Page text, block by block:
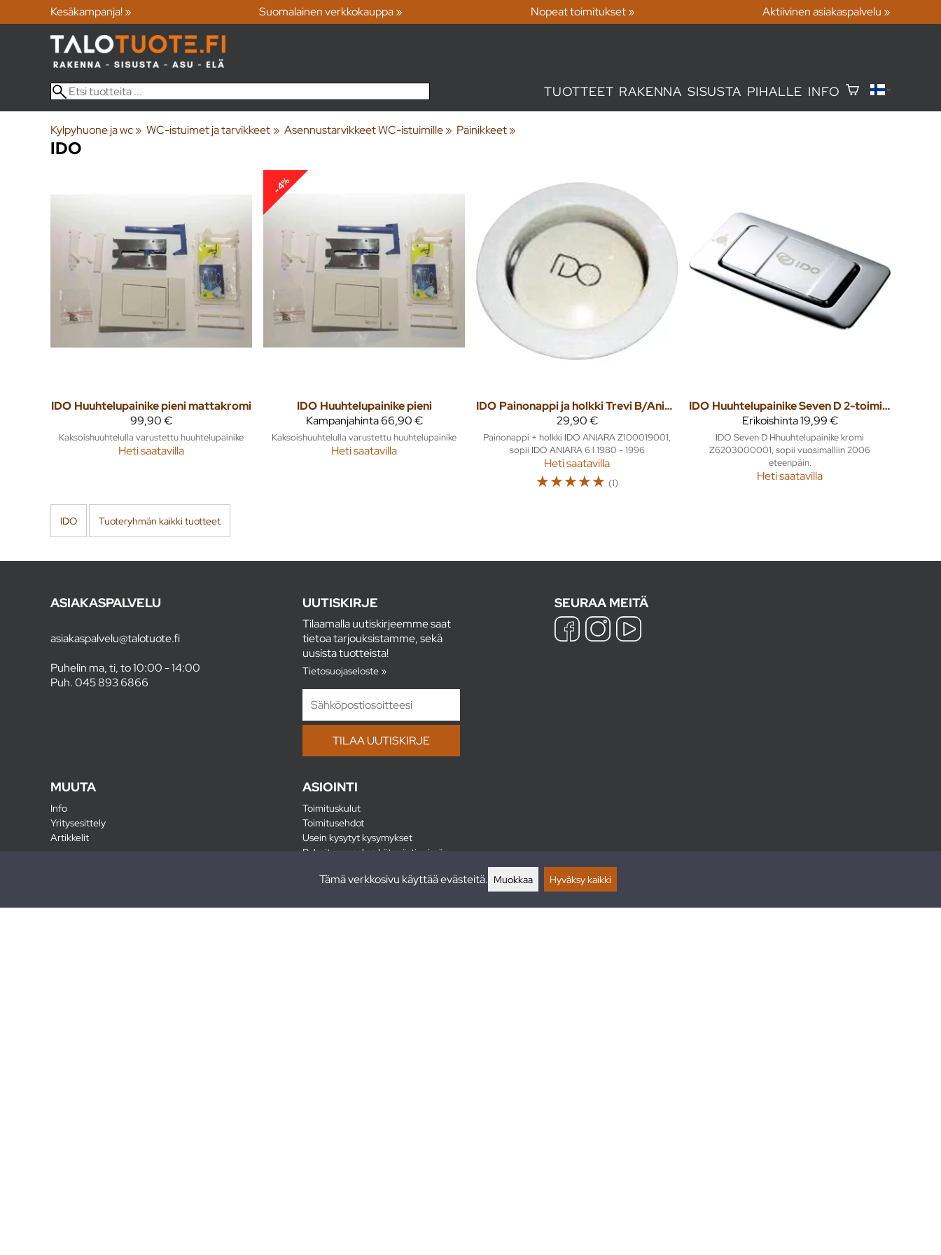
Kesäkampanja! » Suomalainen verkkokauppa » Nopeat toimitukset » Aktiivinen asiakaspalvelu »
TUOTTEET RAKENNA SISUSTA PIHALLE INFO
Kylpyhuone ja wc‪» WC-istuimet ja tarvikkeet ‪» Asennustarvikkeet WC-istuimille ‪» Painikkeet‪»
IDO
IDO Huuhtelupainike pieni mattakromi
99,90 €
Kaksoishuuhtelulla varustettu huuhtelupainike
Heti saatavilla
-4%
IDO Huuhtelupainike pieni
Kampanjahinta66,90 €
Kaksoishuuhtelulla varustettu huuhtelupainike
Heti saatavilla
IDO
Painonappi ja holkki Trevi B/Aniara Z100019001
29,90 €
Painonappi + holkki IDO ANIARA Z100019001,
sopii IDO ANIARA 6 l 1980 - 1996
Heti saatavilla
☆☆☆☆☆ (1)
IDO
Huuhtelupainike Seven D 2-toiminen kromi
Erikoishinta19,99 €
IDO Seven D Hhuuhtelupainike kromi
Z6203000001, sopii vuosimalliin 2006
eteenpäin.
Heti saatavilla
IDO Tuoteryhmän kaikki tuotteet
ASIAKASPALVELU
asiakaspalvelu@talotuote.fi
Puhelin ma, ti, to 10:00 - 14:00
Puh.045 893 6866
UUTISKIRJE
Tilaamalla uutiskirjeemme saat
tietoa tarjouksistamme, sekä
uusista tuotteista!
Tietosuojaseloste »
SEURAA MEITÄ
MUUTA
Info
Yritysesittely
Artikkelit
ASIOINTI
Toimituskulut
Toimitusehdot
Usein kysytyt kysymykset
Rahoitus - maksa kätevästi erissä
Tämä verkkosivu käyttää evästeitä. Muokkaa Hyväksy kaikki